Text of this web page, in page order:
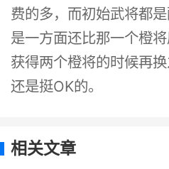
费的多，而初始武将都
是一方面还比那一个橙
获得两个橙将的时候再
还是挺OK的。
相关文章